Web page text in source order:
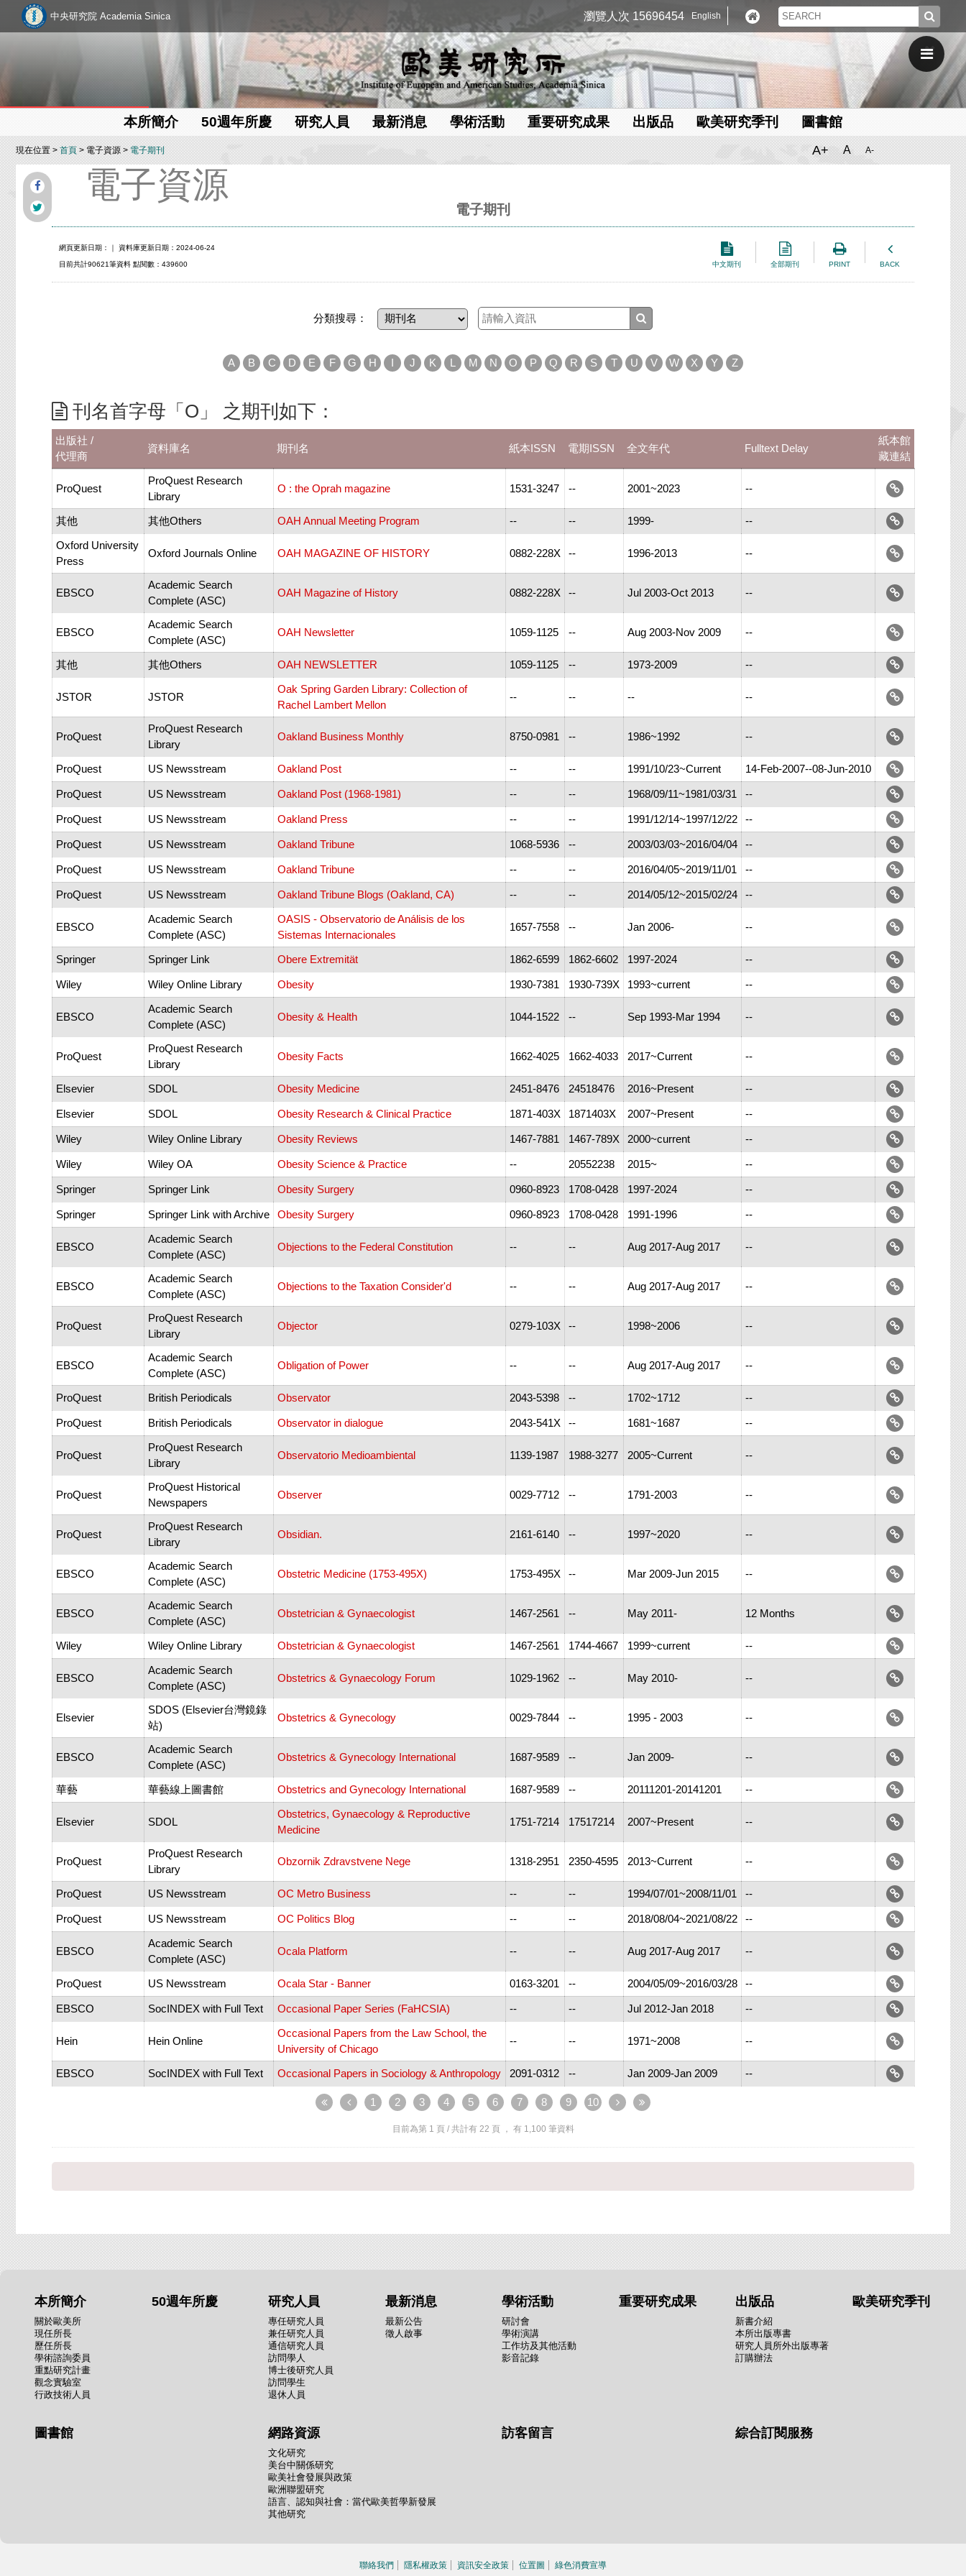
中央研究院 Academia Sinica 瀏覽人次 15696454 English
本所簡介 50週年所慶 研究人員 最新消息 學術活動 重要研究成果 出版品 歐美研究季刊 圖書館
現在位置 >首頁> 電子資源 >電子期刊 A+ A A-
電子資源
電子期刊
中文期刊 全部期刊 PRINT BACK
網頁更新日期： ｜ 資料庫更新日期：2024-06-24
目前共計90621筆資料 點閱數：439600
分類搜尋：
A B C D E F G H I J K L M N O P Q R S T U V W X Y Z
刊名首字母「O」 之期刊如下：
出版社 /
代理商
資料庫名 期刊名 紙本ISSN 電期ISSN 全文年代 Fulltext Delay
紙本館
藏連結
ProQuest
ProQuest Research
Library
O : the Oprah magazine 1531-3247 -- 2001~2023 --
其他 其他Others OAH Annual Meeting Program -- -- 1999-
--
Oxford University
Press
Oxford Journals Online OAH MAGAZINE OF HISTORY 0882-228X -- 1996-2013 --
EBSCO
Academic Search
Complete (ASC)
OAH Magazine of History 0882-228X -- Jul 2003-Oct 2013 --
EBSCO
Academic Search
Complete (ASC)
OAH Newsletter 1059-1125 -- Aug 2003-Nov 2009 --
其他 其他Others OAH NEWSLETTER 1059-1125 -- 1973-2009 --
JSTOR JSTOR
Oak Spring Garden Library: Collection of
Rachel Lambert Mellon
-- -- -- --
ProQuest
ProQuest Research
Library
Oakland Business Monthly 8750-0981 -- 1986~1992 --
ProQuest US Newsstream Oakland Post -- -- 1991/10/23~Current 14-Feb-2007--08-Jun-2010
ProQuest US Newsstream Oakland Post (1968-1981) -- -- 1968/09/11~1981/03/31 --
ProQuest US Newsstream Oakland Press -- -- 1991/12/14~1997/12/22 --
ProQuest US Newsstream Oakland Tribune 1068-5936 -- 2003/03/03~2016/04/04 --
ProQuest US Newsstream Oakland Tribune -- -- 2016/04/05~2019/11/01 --
ProQuest US Newsstream Oakland Tribune Blogs (Oakland, CA) -- -- 2014/05/12~2015/02/24 --
EBSCO
Academic Search
Complete (ASC)
OASIS - Observatorio de Análisis de los
Sistemas Internacionales
1657-7558 -- Jan 2006- --
Springer Springer Link Obere Extremität 1862-6599 1862-6602 1997-2024 --
Wiley Wiley Online Library Obesity 1930-7381 1930-739X 1993~current --
EBSCO
Academic Search
Complete (ASC)
Obesity & Health 1044-1522 -- Sep 1993-Mar 1994 --
ProQuest
ProQuest Research
Library
Obesity Facts 1662-4025 1662-4033 2017~Current --
Elsevier SDOL Obesity Medicine 2451-8476 24518476 2016~Present --
Elsevier SDOL Obesity Research & Clinical Practice 1871-403X 1871403X 2007~Present --
Wiley Wiley Online Library Obesity Reviews 1467-7881 1467-789X 2000~current --
Wiley Wiley OA Obesity Science & Practice -- 20552238 2015~ --
Springer Springer Link Obesity Surgery 0960-8923 1708-0428 1997-2024 --
Springer Springer Link with Archive Obesity Surgery 0960-8923 1708-0428 1991-1996 --
EBSCO
Academic Search
Complete (ASC)
Objections to the Federal Constitution -- -- Aug 2017-Aug 2017 --
EBSCO
Academic Search
Complete (ASC)
Objections to the Taxation Consider'd -- -- Aug 2017-Aug 2017 --
ProQuest
ProQuest Research
Library
Objector 0279-103X -- 1998~2006 --
EBSCO
Academic Search
Complete (ASC)
Obligation of Power -- -- Aug 2017-Aug 2017 --
ProQuest British Periodicals Observator 2043-5398 -- 1702~1712 --
ProQuest British Periodicals Observator in dialogue 2043-541X -- 1681~1687 --
ProQuest
ProQuest Research
Library
Observatorio Medioambiental 1139-1987 1988-3277 2005~Current --
ProQuest
ProQuest Historical
Newspapers
Observer 0029-7712 -- 1791-2003 --
ProQuest
ProQuest Research
Library
Obsidian. 2161-6140 -- 1997~2020 --
EBSCO
Academic Search
Complete (ASC)
Obstetric Medicine (1753-495X) 1753-495X -- Mar 2009-Jun 2015 --
EBSCO
Academic Search
Complete (ASC)
Obstetrician & Gynaecologist 1467-2561 -- May 2011- 12 Months
Wiley Wiley Online Library Obstetrician & Gynaecologist 1467-2561 1744-4667 1999~current --
EBSCO
Academic Search
Complete (ASC)
Obstetrics & Gynaecology Forum 1029-1962 -- May 2010- --
Elsevier
SDOS (Elsevier台灣鏡錄
站)
Obstetrics & Gynecology 0029-7844 -- 1995 - 2003 --
EBSCO
Academic Search
Complete (ASC)
Obstetrics & Gynecology International 1687-9589 -- Jan 2009- --
華藝 華藝線上圖書館 Obstetrics and Gynecology International 1687-9589 -- 20111201-20141201 --
Elsevier SDOL
Obstetrics, Gynaecology & Reproductive
Medicine
1751-7214 17517214 2007~Present --
ProQuest
ProQuest Research
Library
Obzornik Zdravstvene Nege 1318-2951 2350-4595 2013~Current --
ProQuest US Newsstream OC Metro Business -- -- 1994/07/01~2008/11/01 --
ProQuest US Newsstream OC Politics Blog -- -- 2018/08/04~2021/08/22 --
EBSCO
Academic Search
Complete (ASC)
Ocala Platform -- -- Aug 2017-Aug 2017 --
ProQuest US Newsstream Ocala Star - Banner 0163-3201 -- 2004/05/09~2016/03/28 --
EBSCO SocINDEX with Full Text Occasional Paper Series (FaHCSIA) -- -- Jul 2012-Jan 2018 --
Hein Hein Online
Occasional Papers from the Law School, the
University of Chicago
-- -- 1971~2008 --
EBSCO SocINDEX with Full Text Occasional Papers in Sociology & Anthropology 2091-0312 -- Jan 2009-Jan 2009 --
1 2 3 4 5 6 7 8 9 10
目前為第 1 頁 / 共計有 22 頁 ， 有 1,100 筆資料
本所簡介
關於歐美所
現任所長
歷任所長
學術諮詢委員
重點研究計畫
觀念實驗室
行政技術人員
50週年所慶 研究人員
專任研究人員
兼任研究人員
通信研究人員
訪問學人
博士後研究人員
訪問學生
退休人員
最新消息
最新公告
徵人啟事
學術活動
研討會
學術演講
工作坊及其他活動
影音記錄
重要研究成果 出版品
新書介紹
本所出版專書
研究人員所外出版專著
訂購辦法
歐美研究季刊
圖書館 網路資源
文化研究
美台中關係研究
歐美社會發展與政策
歐洲聯盟研究
語言、認知與社會：當代歐美哲學新發展
其他研究
訪客留言 綜合訂閱服務
聯絡我們 隱私權政策 資訊安全政策 位置圖 綠色消費宣導